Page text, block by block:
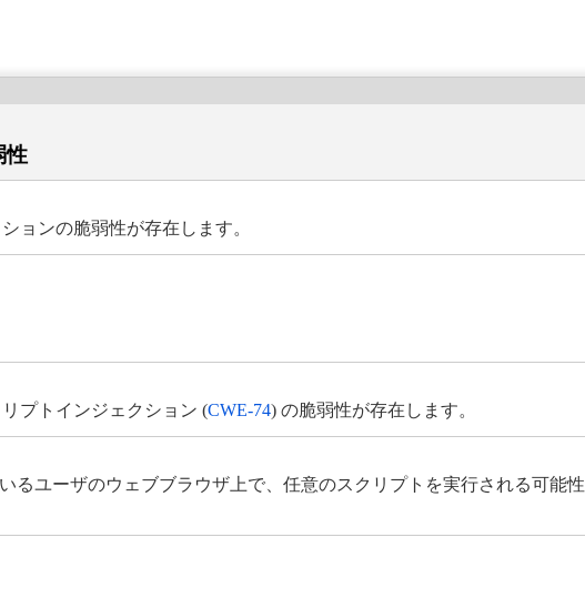
性
ョンの脆弱性が存在します。
リプトインジェクション (CWE-74) の脆弱性が存在します。
ユーザのウェブブラウザ上で、任意のスクリプトを実行される可能性